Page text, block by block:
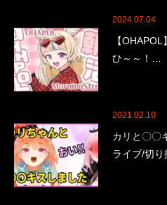
2024.07.04
【
ひ～～！…
2021.02.10
カリと〇〇
ライブ/切